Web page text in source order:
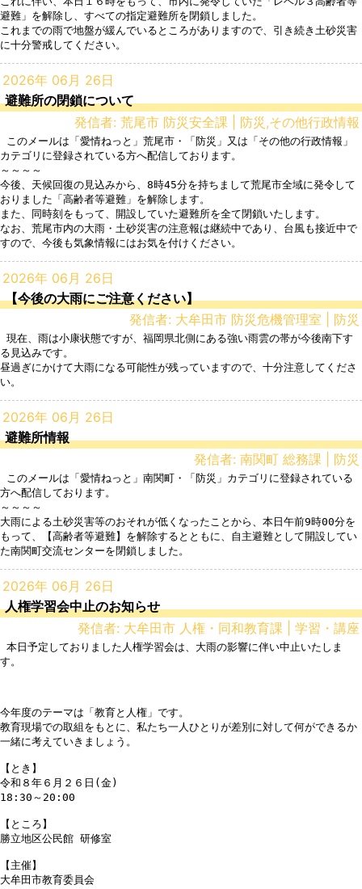
避難」を解除し、すべての指定避難所を閉鎖しました。
これまでの雨で地盤が緩んでいるところがありますので、引き続き土砂災害
2026年 06月 26日
避難所の閉鎖について
発信者: 荒尾市 防災安全課 | 防災,その他行政情報
カテゴリに登録されている方へ配信しております。
～～～～
今後、天候回復の見込みから、8時45分を持ちまして荒尾市全域に発令して
おりました「高齢者等避難」を解除します。
また、同時刻をもって、開設していた避難所を全て閉鎖いたします。
なお、荒尾市内の大雨・土砂災害の注意報は継続中であり、台風も接近中で
2026年 06月 26日
【今後の大雨にご注意ください】
発信者: 大牟田市 防災危機管理室 | 防災
る見込みです。
昼過ぎにかけて大雨になる可能性が残っていますので、十分注意してくださ
2026年 06月 26日
避難所情報
発信者: 南関町 総務課 | 防災
方へ配信しております。
～～～～
大雨による土砂災害等のおそれが低くなったことから、本日午前9時00分を
もって、【高齢者等避難】を解除するとともに、自主避難として開設してい
2026年 06月 26日
人権学習会中止のお知らせ
発信者: 大牟田市 人権・同和教育課 | 学習・講座
す。
今年度のテーマは「教育と人権」です。
教育現場での取組をもとに、私たち一人ひとりが差別に対して何ができるか
一緒に考えていきましょう。
【とき】
令和８年６月２６日(金)
18:30～20:00
【ところ】
勝立地区公民館 研修室
【主催】
大牟田市教育委員会